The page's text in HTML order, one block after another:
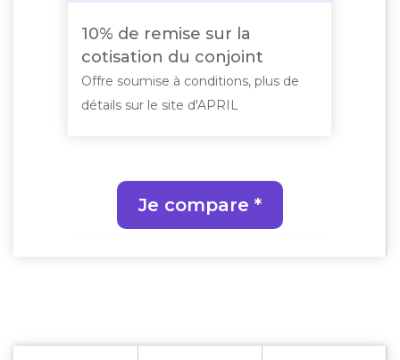
10% de remise sur la
cotisation du conjoint
Offre soumise à conditions, plus de
détails sur le site d'APRIL
Je compare *